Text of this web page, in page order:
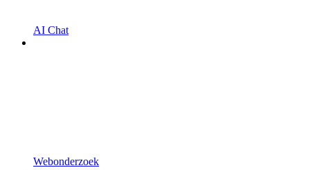
AI Chat
Webonderzoek